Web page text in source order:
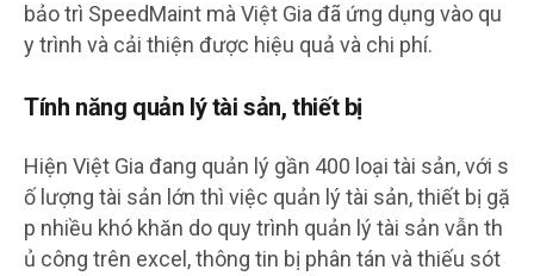
bảo trì SpeedMaint mà Việt Gia đã ứng dụng vào qu
y trình và cải thiện được hiệu quả và chi phí.
Tính năng quản lý tài sản, thiết bị
Hiện Việt Gia đang quản lý gần 400 loại tài sản, với s
ố lượng tài sản lớn thì việc quản lý tài sản, thiết bị gặ
p nhiều khó khăn do quy trình quản lý tài sản vẫn th
ủ công trên excel, thông tin bị phân tán và thiếu sót